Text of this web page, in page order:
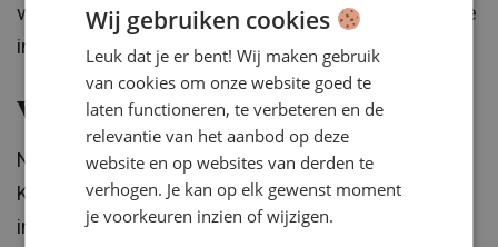
van de Nederlandse respondenten past geen enkele
instant messaging-app zakelijk toe.
Volledig operationeel
Nieuwe technologieën bieden volgens Robbert
Klaassen van Regus oplossingen. “De groei van
instant messaging-apps en het makkelijk delen van
Wij gebruiken cookies
Leuk dat je er bent! Wij maken gebruik
van cookies om onze website goed te
laten functioneren, te verbeteren en de
relevantie van het aanbod op deze
website en op websites van derden te
verhogen. Je kan op elk gewenst moment
je voorkeuren inzien of wijzigen.